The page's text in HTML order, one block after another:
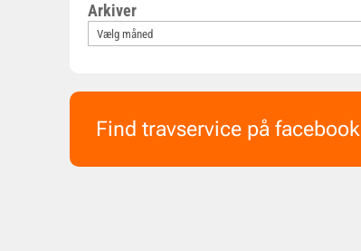
Arkiver
Find travservice på facebook